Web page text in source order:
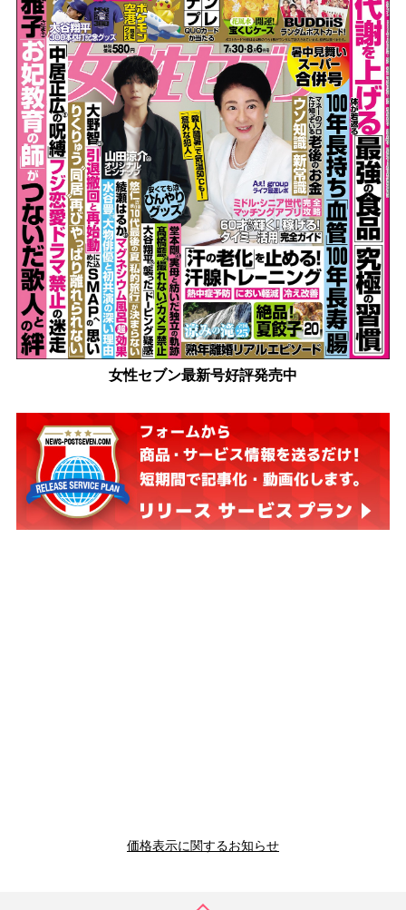
女性セブン最新号好評発売中
価格表示に関するお知らせ